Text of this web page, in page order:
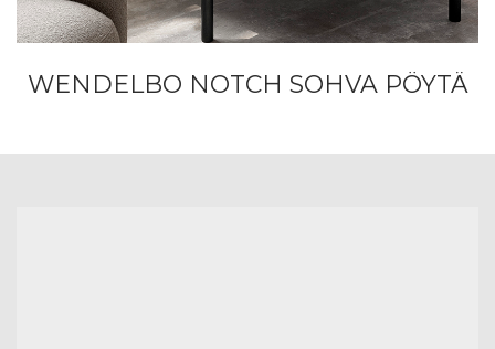
WENDELBO NOTCH SOHVA PÖYTÄ